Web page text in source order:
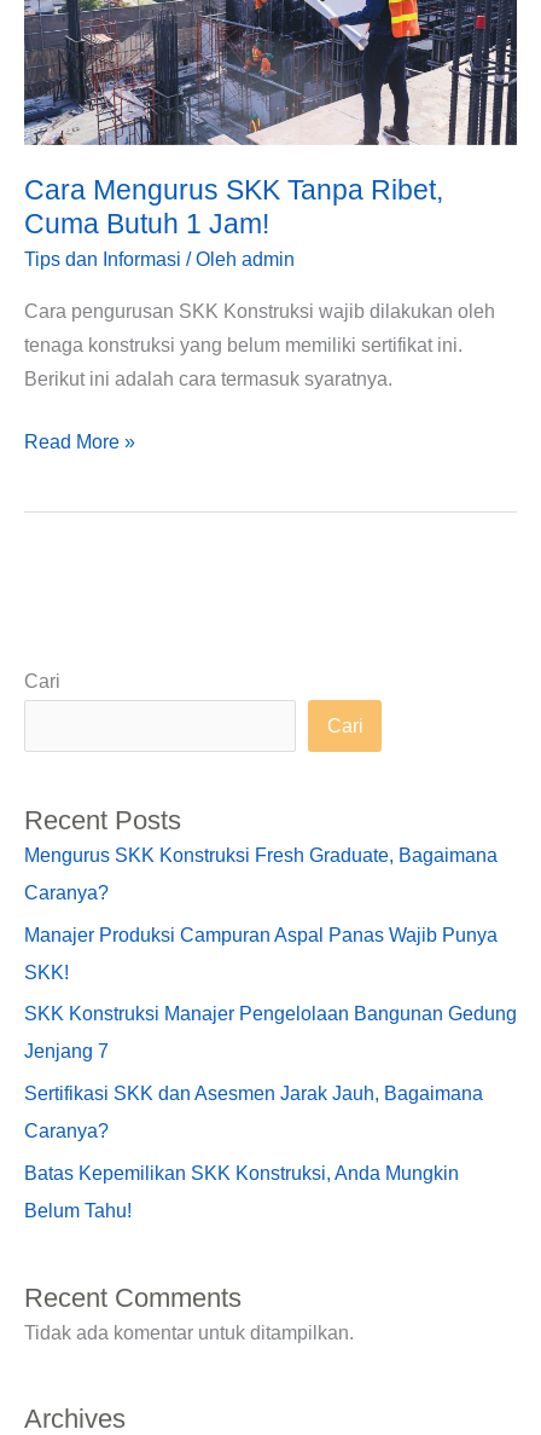
Cara Mengurus SKK Tanpa Ribet,
Cuma Butuh 1 Jam!
Tips dan Informasi / Oleh admin
Cara pengurusan SKK Konstruksi wajib dilakukan oleh
tenaga konstruksi yang belum memiliki sertifikat ini.
Berikut ini adalah cara termasuk syaratnya.
Ribet,
Cuma
Butuh
1
Read More »
Cari
Cari
Recent Posts
Mengurus SKK Konstruksi Fresh Graduate, Bagaimana
Caranya?
Manajer Produksi Campuran Aspal Panas Wajib Punya
SKK!
SKK Konstruksi Manajer Pengelolaan Bangunan Gedung
Jenjang 7
Sertifikasi SKK dan Asesmen Jarak Jauh, Bagaimana
Caranya?
Batas Kepemilikan SKK Konstruksi, Anda Mungkin
Belum Tahu!
Recent Comments
Tidak ada komentar untuk ditampilkan.
Archives